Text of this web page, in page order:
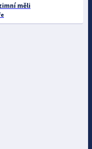
měli